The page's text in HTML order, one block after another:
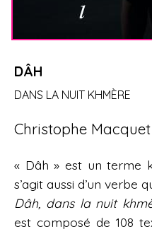
DÂH
DANS LA NUIT KHMÈRE
Christophe Macquet
« Dâh » est un terme
s’agit aussi d’un verbe
Dâh, dans la nuit
est composé de 108